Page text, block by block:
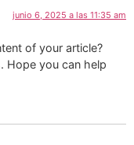
junio 6, 2025 a las 11:35 am
of your article?
Hope you can help